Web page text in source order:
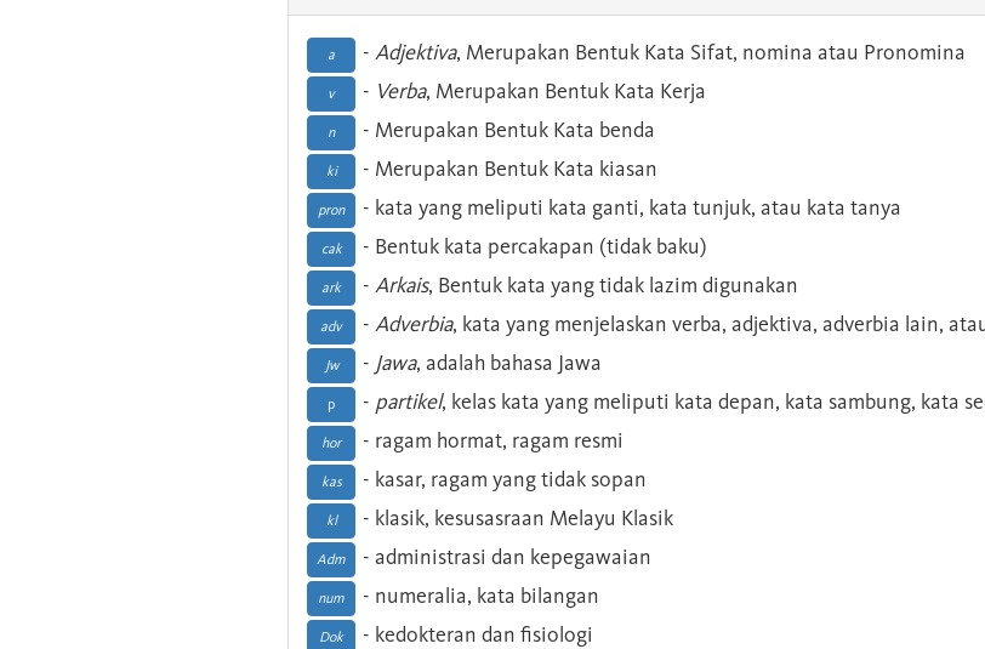
a - Adjektiva, Merupakan Bentuk Kata Sifat, nomina atau Pronomina
v - Verba, Merupakan Bentuk Kata Kerja
n - Merupakan Bentuk Kata benda
ki - Merupakan Bentuk Kata kiasan
pron - kata yang meliputi kata ganti, kata tunjuk, atau kata tanya
cak - Bentuk kata percakapan (tidak baku)
ark - Arkais, Bentuk kata yang tidak lazim digunakan
adv - Adverbia, kata yang menjelaskan verba, adjektiva, adverbia lain,
Jw - Jawa, adalah bahasa Jawa
p - partikel, kelas kata yang meliputi kata depan, kata sambung, kata
hor - ragam hormat, ragam resmi
kas - kasar, ragam yang tidak sopan
kl - klasik, kesusasraan Melayu Klasik
Adm - administrasi dan kepegawaian
num - numeralia, kata bilangan
Dok - kedokteran dan fisiologi